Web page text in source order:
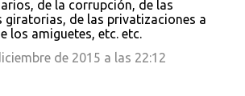
de la corrupción, de las
giratorias, de las privatizaciones a
los amiguetes, etc. etc.
de 2015 a las 22:12